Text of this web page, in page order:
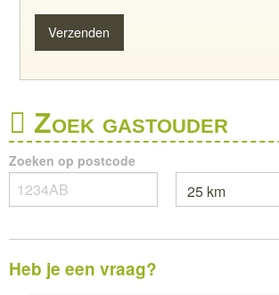
Zoek gastouder
Zoeken op postcode
Heb je een vraag?